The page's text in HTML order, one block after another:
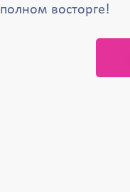
полном восторге!